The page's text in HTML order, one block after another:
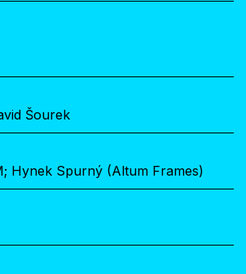
Šourek
Hynek Spurný (Altum Frames)